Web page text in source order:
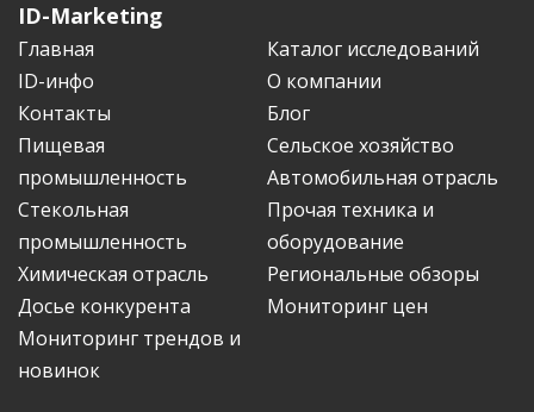
ID-Marketing
Главная
Каталог исследований
ID-инфо
О компании
Контакты
Блог
Пищевая
промышленность
Сельское хозяйство
Автомобильная отрасль
Стекольная
промышленность
Прочая техника и
оборудование
Химическая отрасль
Региональные обзоры
Досье конкурента
Мониторинг цен
Мониторинг трендов и
новинок